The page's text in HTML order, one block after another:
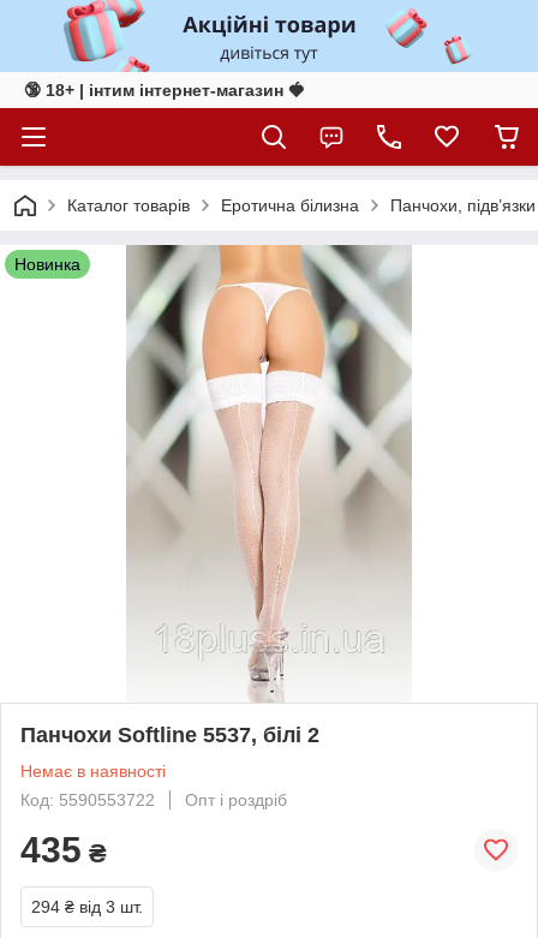
🔞 18+ | інтим інтернет-магазин 🍓
Каталог товарів Еротична білизна Панчохи,
Новинка
Панчохи Softline 5537, білі 2
Немає в наявності
Код: 5590553722
Опт і роздріб
435 ₴
294 ₴ від 3 шт.